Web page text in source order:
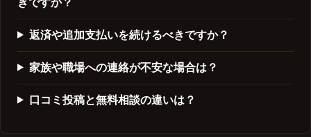
返済や追加支払いを続けるべきですか？
家族や職場への連絡が不安な場合は？
口コミ投稿と無料相談の違いは？